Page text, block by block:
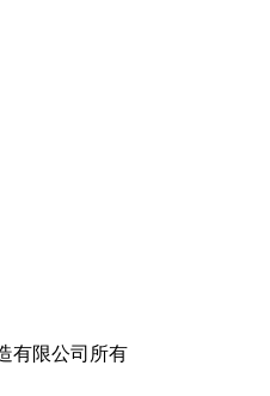
限公司所有